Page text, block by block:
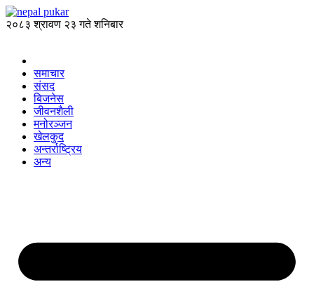
२०८३ श्रावण २३ गते शनिबार
समाचार
संसद
बिजनेस
जीवनशैली
मनोरञ्जन
खेलकुद
अन्तर्राष्ट्रिय
अन्य